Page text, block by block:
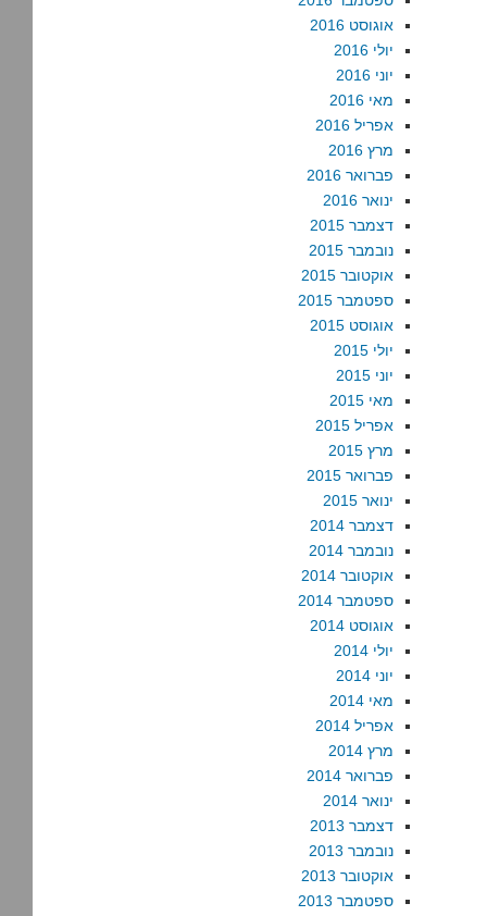
אוגוסט 2016
יולי 2016
יוני 2016
מאי 2016
אפריל 2016
מרץ 2016
פברואר 2016
ינואר 2016
דצמבר 2015
נובמבר 2015
אוקטובר 2015
ספטמבר 2015
אוגוסט 2015
יולי 2015
יוני 2015
מאי 2015
אפריל 2015
מרץ 2015
פברואר 2015
ינואר 2015
דצמבר 2014
נובמבר 2014
אוקטובר 2014
ספטמבר 2014
אוגוסט 2014
יולי 2014
יוני 2014
מאי 2014
אפריל 2014
מרץ 2014
פברואר 2014
ינואר 2014
דצמבר 2013
נובמבר 2013
אוקטובר 2013
ספטמבר 2013